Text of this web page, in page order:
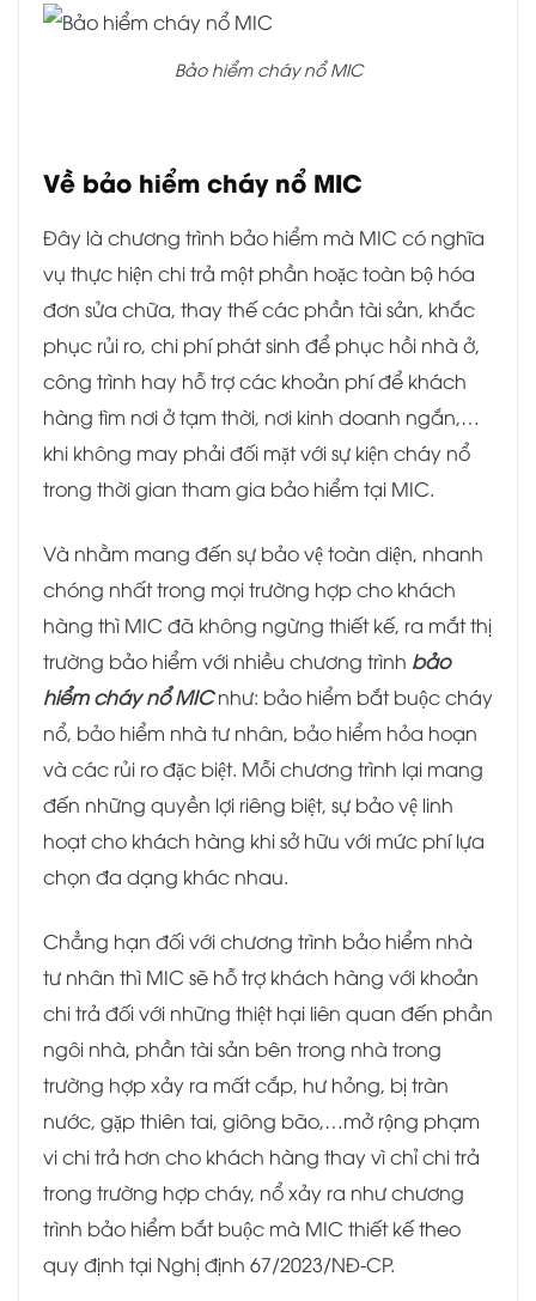
Bảo hiểm cháy nổ MIC
Về bảo hiểm cháy nổ MIC
Đây là chương trình bảo hiểm mà MIC có nghĩa
vụ thực hiện chi trả một phần hoặc toàn bộ hóa
đơn sửa chữa, thay thế các phần tài sản, khắc
phục rủi ro, chi phí phát sinh để phục hồi nhà ở,
công trình hay hỗ trợ các khoản phí để khách
hàng tìm nơi ở tạm thời, nơi kinh doanh ngắn,…
khi không may phải đối mặt với sự kiện cháy nổ
trong thời gian tham gia bảo hiểm tại MIC.
Và nhằm mang đến sự bảo vệ toàn diện, nhanh
chóng nhất trong mọi trường hợp cho khách
hàng thì MIC đã không ngừng thiết kế, ra mắt thị
trường bảo hiểm với nhiều chương trình bảo
hiểm cháy nổ MICnhư: bảo hiểm bắt buộc cháy
nổ, bảo hiểm nhà tư nhân, bảo hiểm hỏa hoạn
và các rủi ro đặc biệt. Mỗi chương trình lại mang
đến những quyền lợi riêng biệt, sự bảo vệ linh
hoạt cho khách hàng khi sở hữu với mức phí lựa
chọn đa dạng khác nhau.
Chẳng hạn đối với chương trình bảo hiểm nhà
tư nhân thì MIC sẽ hỗ trợ khách hàng với khoản
chi trả đối với những thiệt hại liên quan đến phần
ngôi nhà, phần tài sản bên trong nhà trong
trường hợp xảy ra mất cắp, hư hỏng, bị tràn
nước, gặp thiên tai, giông bão,…mở rộng phạm
vi chi trả hơn cho khách hàng thay vì chỉ chi trả
trong trường hợp cháy, nổ xảy ra như chương
trình bảo hiểm bắt buộc mà MIC thiết kế theo
quy định tại Nghị định 67/2023/NĐ-CP.